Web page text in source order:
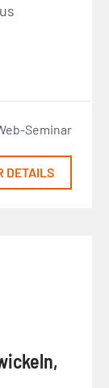
Seminar
DETAILS